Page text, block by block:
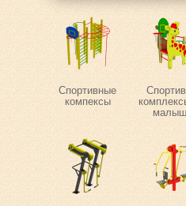
Спортивные
компексы